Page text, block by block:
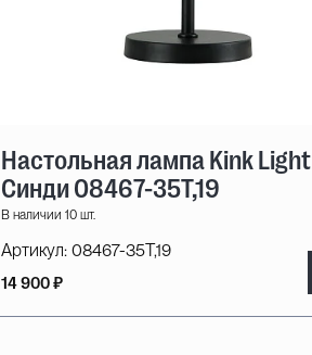
Настольная лампа Kink Light
Синди 08467-35T,19
В наличии 10 шт.
Артикул:08467-35T,19
14 900 ₽